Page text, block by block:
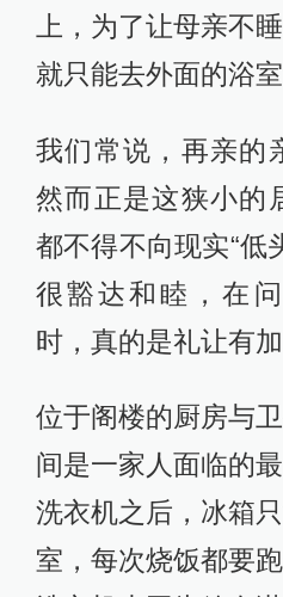
上，为了让母亲不
就只能去外面的浴室
我们常说，再亲的
然而正是这狭小的
都不得不向现实“低
很豁达和睦，在
时，真的是礼让有加
位于阁楼的厨房与
间是一家人面临的
洗衣机之后，冰箱
室，每次烧饭都要